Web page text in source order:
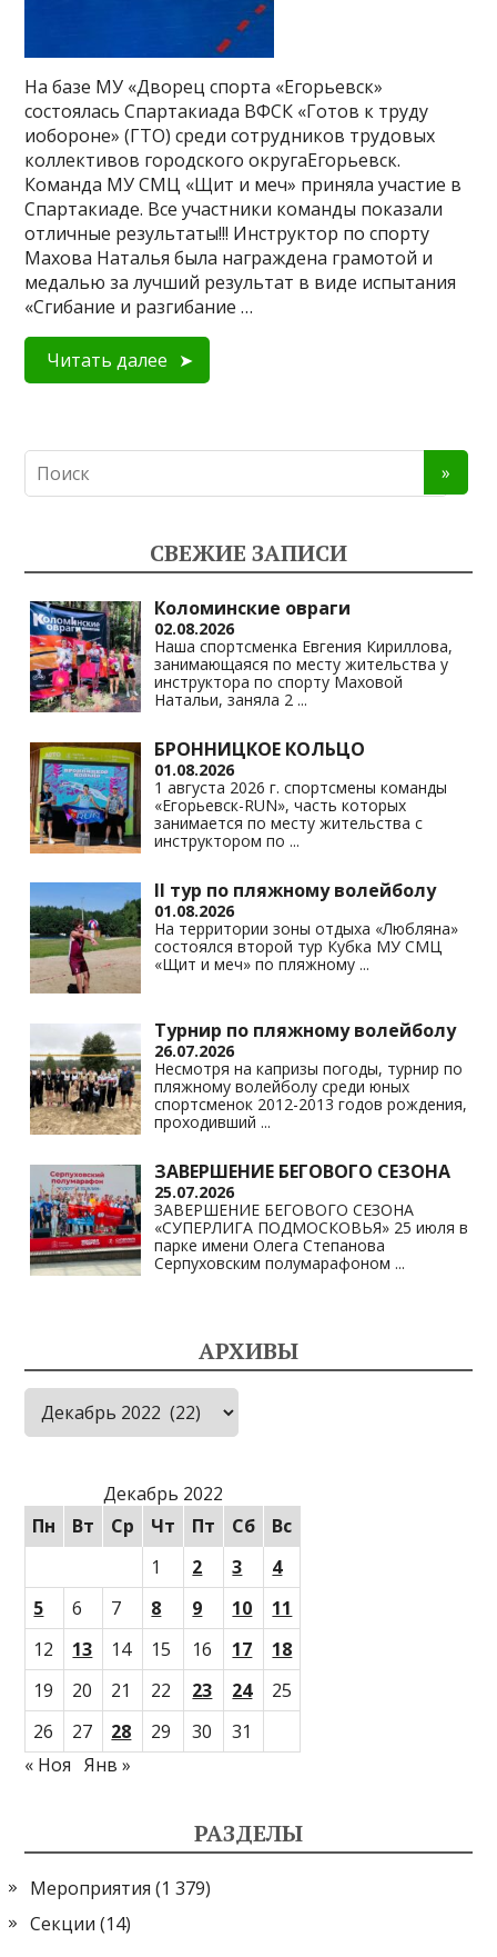
На базе МУ «Дворец спорта «Егорьевск»
состоялась Спартакиада ВФСК «Готов к труду
иобороне» (ГТО) среди сотрудников трудовых
коллективов городского округаЕгорьевск.
Команда МУ СМЦ «Щит и меч» приняла участие в
Спартакиаде. Все участники команды показали
отличные результаты!!! Инструктор по спорту
Махова Наталья была награждена грамотой и
медалью за лучший результат в виде испытания
«Сгибание и разгибание …
Читать далее
СВЕЖИЕ ЗАПИСИ
Коломинские овраги
02.08.2026
Наша спортсменка Евгения Кириллова,
занимающаяся по месту жительства у
инструктора по спорту Маховой
Натальи, заняла 2 ...
БРОННИЦКОЕ КОЛЬЦО
01.08.2026
1 августа 2026 г. спортсмены команды
«Егорьевск-RUN», часть которых
занимается по месту жительства с
инструктором по ...
II тур по пляжному волейболу
01.08.2026
На территории зоны отдыха «Любляна»
состоялся второй тур Кубка МУ СМЦ
«Щит и меч» по пляжному ...
Турнир по пляжному волейболу
26.07.2026
Несмотря на капризы погоды, турнир по
пляжному волейболу среди юных
спортсменок 2012-2013 годов рождения,
проходивший ...
ЗАВЕРШЕНИЕ БЕГОВОГО СЕЗОНА
25.07.2026
ЗАВЕРШЕНИЕ БЕГОВОГО СЕЗОНА
«СУПЕРЛИГА ПОДМОСКОВЬЯ» 25 июля в
парке имени Олега Степанова
Серпуховским полумарафоном ...
АРХИВЫ
Архивы
Декабрь 2022
Пн
Вт Ср Чт Пт Сб
Вс
1
2 3
4
5
6 7 8 9 10
11
12
13 14 15 16 17
18
19
20 21 22 23 24
25
26
27 28 29 30
31
« Ноя
Янв »
РАЗДЕЛЫ
Мероприятия (1 379)
Секции (14)